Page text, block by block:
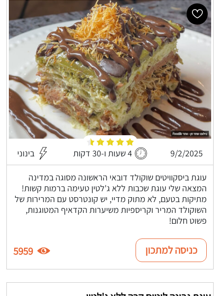
9/2/2025 4 שעות ו-30 דקות בינוני
עוגת ביסקוויטים שוקולד דובאי הראשונה מסוגה במדינה
המצאה שלי עוגת שכבות ללא ג'לטין טעימה ברמות קשות!
מתיקות בטעם, לא מתוק מדיי, יש קונטרסט עם המרירות של
השוקולד המריר וקריספיות משיערות הקדאיף המטוגנות,
פשוט חלום!
כניסה למתכון 5959